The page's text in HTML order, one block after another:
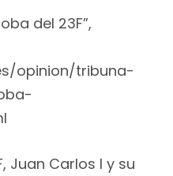
del 23F”,
opinion/tribuna-
Juan Carlos I y su